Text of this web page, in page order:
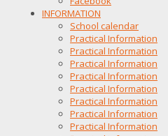
INFORMATION
School calendar
Practical Information
Practical Information
Practical Information
Practical Information
Practical Information
Practical Information
Practical Information
Practical Information